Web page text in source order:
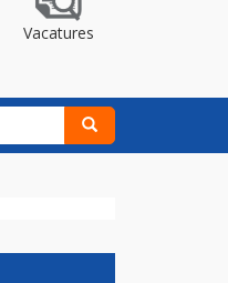
Vacatures